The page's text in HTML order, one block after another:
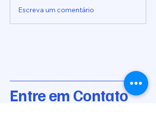
Indicação nº 1025/2026
Escreva um comentário
Entre em Contato